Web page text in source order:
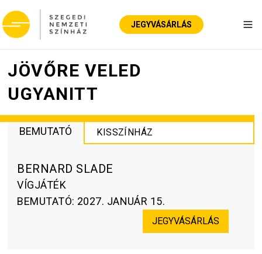
JEGYVÁSÁRLÁS
JÖVŐRE VELED
UGYANITT
BEMUTATÓ KISSZÍNHÁZ
BERNARD SLADE
VÍGJÁTÉK
BEMUTATÓ: 2027. JANUÁR 15.
JEGYVÁSÁRLÁS